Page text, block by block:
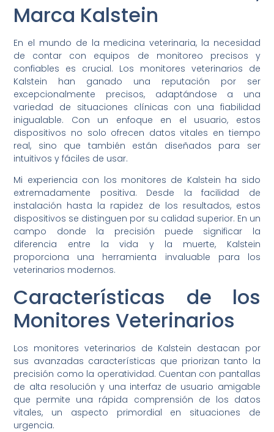
Marca Kalstein
En el mundo de la medicina veterinaria, la necesidad
de contar con equipos de monitoreo precisos y
confiables es crucial. Los monitores veterinarios de
Kalstein han ganado una reputación por ser
excepcionalmente precisos, adaptándose a una
variedad de situaciones clínicas con una fiabilidad
inigualable. Con un enfoque en el usuario, estos
dispositivos no solo ofrecen datos vitales en tiempo
real, sino que también están diseñados para ser
intuitivos y fáciles de usar.
Mi experiencia con los monitores de Kalstein ha sido
extremadamente positiva. Desde la facilidad de
instalación hasta la rapidez de los resultados, estos
dispositivos se distinguen por su calidad superior. En un
campo donde la precisión puede significar la
diferencia entre la vida y la muerte, Kalstein
proporciona una herramienta invaluable para los
veterinarios modernos.
Características de los
Monitores Veterinarios
Los monitores veterinarios de Kalstein destacan por
sus avanzadas características que priorizan tanto la
precisión como la operatividad. Cuentan con pantallas
de alta resolución y una interfaz de usuario amigable
que permite una rápida comprensión de los datos
vitales, un aspecto primordial en situaciones de
urgencia.